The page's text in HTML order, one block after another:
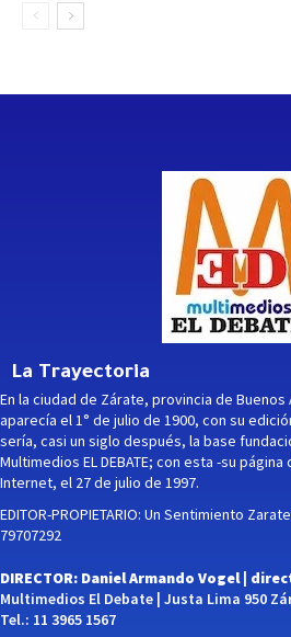
La Trayectoria
En la ciudad de Zárate, provincia de
aparecía el 1° de julio de 1900, con su
sería, casi un siglo después, la base
Multimedios EL DEBATE; con esta -su
Internet, el 27 de julio de 1997.
EDITOR-PROPIETARIO: Un Sentimiento
79707292
DIRECTOR: Daniel Armando Vogel |
Multimedios El Debate | Justa Lima 950
Tel.: 11 3965 1567